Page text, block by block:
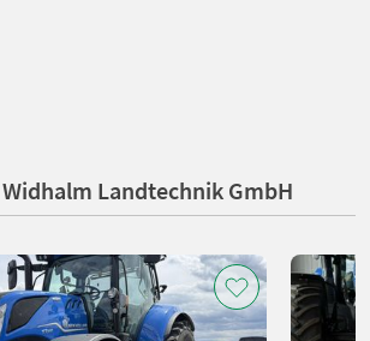
Landtechnik GmbH